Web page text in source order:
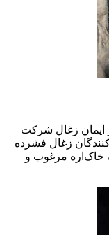
ایمان زغال شرکت
زغال فشرده
خاک‌اره مرغوب و